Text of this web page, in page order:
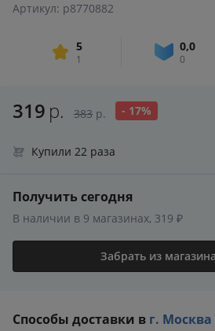
Артикул: p8770882
5
1
0,0
0
319 р. 383 р. - 17%
Купили 22 раза
Получить сегодня
В наличии в 9 магазинах, 319 ₽
Забрать из магазина
Способы доставки в г. Москва